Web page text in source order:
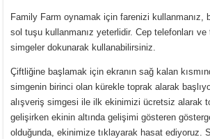
Family Farm oynamak için farenizi kullanmanız,
sol tuşu kullanmanız yeterlidir. Cep telefonları
simgeler dokunarak kullanabilirsiniz.
Çiftliğine başlamak için ekranın sağ kalan
simgenin birinci olan kürekle toprak alarak
alışveriş simgesi ile ilk ekinimizi ücretsiz alarak
gelişirken ekinin altında gelişimi gösteren
olduğunda, ekinimize tıklayarak hasat ediyoruz.